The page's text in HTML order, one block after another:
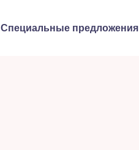
Специальные предложения